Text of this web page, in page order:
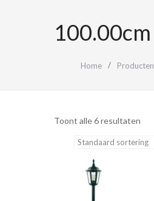
100.00cm
Home Producten
Toont alle 6 resultaten